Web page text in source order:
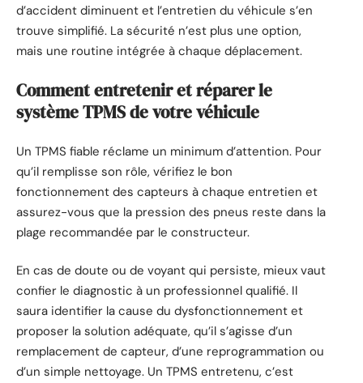
d’accident diminuent et l’entretien du véhicule s’en
trouve simplifié. La sécurité n’est plus une option,
mais une routine intégrée à chaque déplacement.
Comment entretenir et réparer le
système TPMS de votre véhicule
Un TPMS fiable réclame un minimum d’attention. Pour
qu’il remplisse son rôle, vérifiez le bon
fonctionnement des capteurs à chaque entretien et
assurez-vous que la pression des pneus reste dans la
plage recommandée par le constructeur.
En cas de doute ou de voyant qui persiste, mieux vaut
confier le diagnostic à un professionnel qualifié. Il
saura identifier la cause du dysfonctionnement et
proposer la solution adéquate, qu’il s’agisse d’un
remplacement de capteur, d’une reprogrammation ou
d’un simple nettoyage. Un TPMS entretenu, c’est